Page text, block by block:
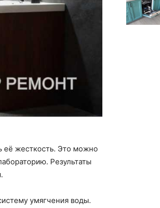
её жесткость. Это можно
Результаты
умягчения воды.